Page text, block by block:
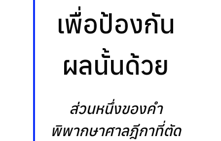
เพื่อป้องกัน
ผลนั้นด้วย
ส่วนหนึ่งของคำ
พิพากษาศาลฎีกาที่ตัด